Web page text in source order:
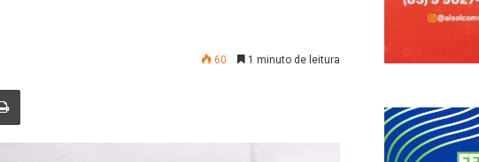
60 1 minuto de leitura
Imprimir